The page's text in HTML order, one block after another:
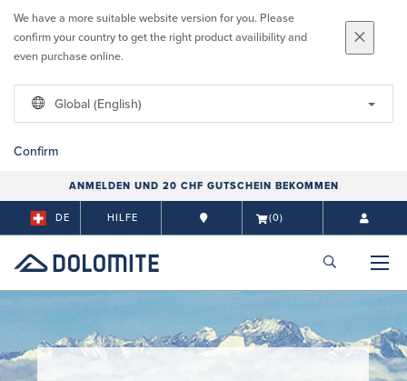
We have a more suitable website version for you. Please
confirm your country to get the right product availibility and
even purchase online.
Global (English)
Confirm
ANMELDEN UND 20 CHF GUTSCHEIN BEKOMMEN
DE HILFE (0)